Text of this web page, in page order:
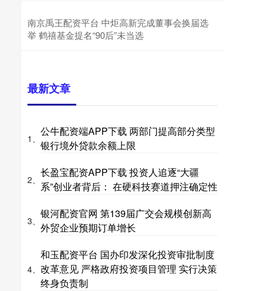
南京禹王配资平台 中炬高新完成董事会换届选
举 鹤禧基金提名“90后”未当选
最新文章
1、
公牛配资端APP下载 两部门提高部分类型
银行境外贷款余额上限
2、
长盈宝配资APP下载 投资人追逐“大疆
系”创业者背后： 在硬科技赛道押注确定性
3、
银河配资官网 第139届广交会规模创新高
外贸企业预期订单增长
4、
和玉配资平台 国办印发深化投资审批制度
改革意见 严格政府投资项目管理 实行决策
终身负责制